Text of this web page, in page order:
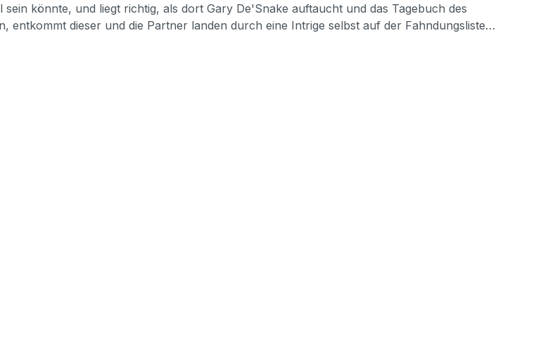
könnte, und liegt richtig, als dort Gary De'Snake auftaucht und das Tagebuch des
entkommt dieser und die Partner landen durch eine Intrige selbst auf der Fahndungsliste…